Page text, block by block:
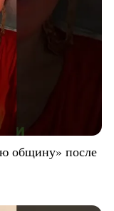
общину» после